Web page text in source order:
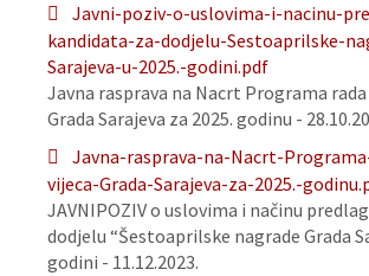
Javni-poziv-o-uslovima-i-nacinu-
kandidata-za-dodjelu-Sestoaprilske-
Sarajeva-u-2025.-godini.pdf
Javna rasprava na Nacrt Programa
Grada Sarajeva za 2025. godinu -
Javna-rasprava-na-Nacrt-
vijeca-Grada-Sarajeva-za-2025.-
JAVNIPOZIV o uslovima i načinu
dodjelu “Šestoaprilske nagrade Grada
godini - 11.12.2023.